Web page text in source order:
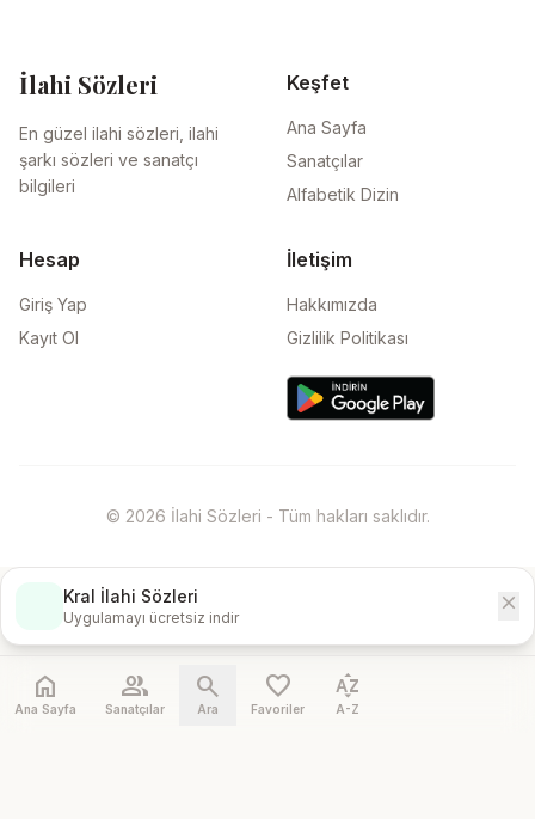
İlahi Sözleri
En güzel ilahi sözleri, ilahi
şarkı sözleri ve sanatçı
bilgileri
Keşfet
Ana Sayfa
Sanatçılar
Alfabetik Dizin
Hesap
Giriş Yap
Kayıt Ol
İletişim
Hakkımızda
Gizlilik Politikası
© 2026 İlahi Sözleri - Tüm hakları saklıdır.
Kral İlahi Sözleri
Uygulamayı ücretsiz indir
close
home
Ana Sayfa
people
Sanatçılar
search
Ara
favorite
Favoriler
sort_by_alpha
A-Z